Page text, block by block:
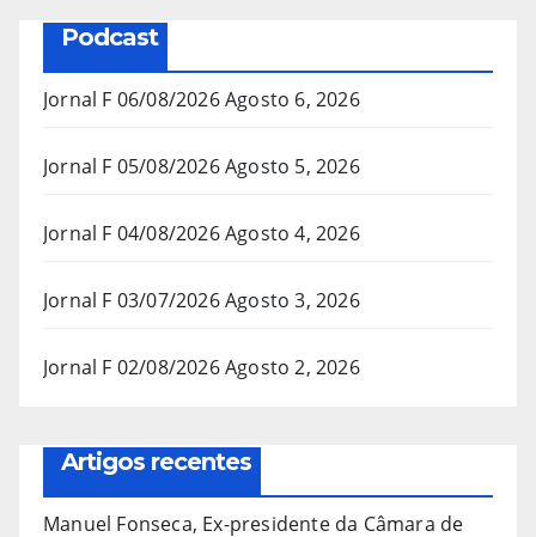
Podcast
Jornal F 06/08/2026Agosto 6, 2026
Jornal F 05/08/2026Agosto 5, 2026
Jornal F 04/08/2026Agosto 4, 2026
Jornal F 03/07/2026Agosto 3, 2026
Jornal F 02/08/2026Agosto 2, 2026
Artigos recentes
Manuel Fonseca, Ex-presidente da Câmara de